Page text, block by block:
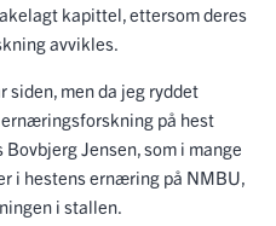
kapittel, ettersom deres
avvikles.
men da jeg ryddet
på hest
Bovbjerg Jensen, som i mange
i hestens ernæring på NMBU,
i stallen.